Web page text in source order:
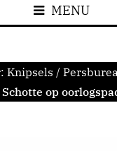
MENU
Knipsels /
Schotte op